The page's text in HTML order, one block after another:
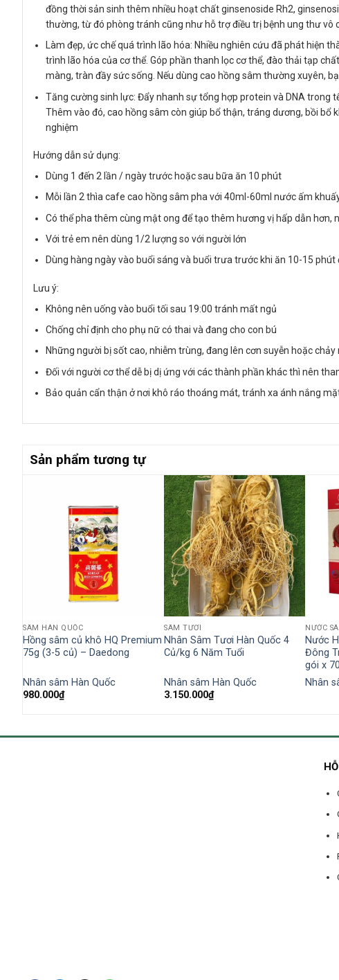
đồng thời sản sinh thêm nhiều hoạt chất ginsenoside Rh2,
thường, từ đó phòng tránh cũng như hỗ trợ điều trị bệnh ung thư vô
Làm đẹp, ức chế quá trình lão hóa: Nhiều nghiên cứu đã phát hiện
trình lão hóa của cơ thể. Góp phần thanh lọc cơ thể, đào thải tạp
màng, tràn đầy sức sống. Nếu dùng cao hồng sâm thường xuyên,
Tăng cường sinh lực: Đẩy nhanh sự tổng hợp protein và DNA trong
Thêm vào đó, cao hồng sâm còn giúp bổ thận, tráng dương, bồi bổ
nghiệm
Hướng dẫn sử dụng:
Dùng 1 đến 2 lần / ngày trước hoặc sau bữa ăn 10 phút
Mỗi lần 2 thìa cafe cao hồng sâm pha với 40ml-60ml nước ấm
Có thể pha thêm cùng mật ong để tạo thêm hương vị hấp dẫn hơn,
Với trẻ em nên dùng 1/2 lượng so với người lớn
Dùng hàng ngày vào buổi sáng và buổi trưa trước khi ăn 10-15
Lưu ý:
Không nên uống vào buổi tối sau 19:00 tránh mất ngủ
Chống chỉ định cho phụ nữ có thai và đang cho con bú
Những người bị sốt cao, nhiễm trùng, đang lên cơn suyễn hoặc
Đối với người cơ thể dễ bị dị ứng với các thành phần khác thì nên
Bảo quản cẩn thận ở nơi khô ráo thoáng mát, tránh xa ánh nắng
Sản phẩm tương tự
SÂM HÀN QUỐC
Hồng sâm củ khô HQ Premium
75g (3-5 củ) – Daedong
Nhân sâm Hàn Quốc
980.000₫
SÂM TƯƠI
Nhân Sâm Tươi Hàn Quốc 4
Củ/kg 6 Năm Tuổi
Nhân sâm Hàn Quốc
3.150.000₫
NƯỚC
Nước
Đông
gói x
Nhân